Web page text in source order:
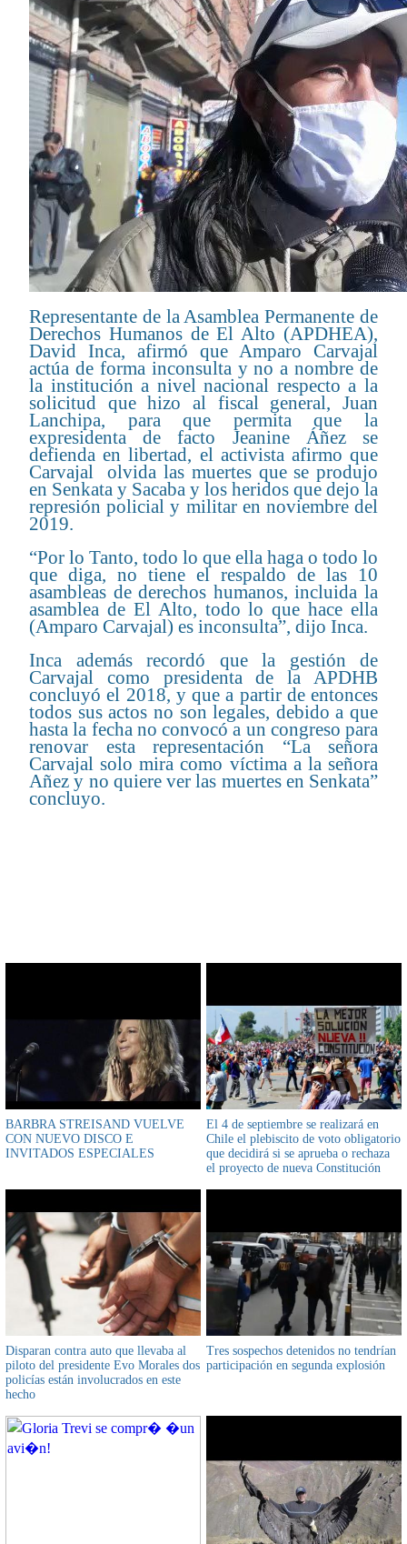
Representante de la Asamblea Permanente de
Derechos Humanos de El Alto (APDHEA),
David Inca, afirmó que Amparo Carvajal
actúa de forma inconsulta y no a nombre de
la institución a nivel nacional respecto a la
solicitud que hizo al fiscal general, Juan
Lanchipa, para que permita que la
expresidenta de facto Jeanine Áñez se
defienda en libertad, el activista afirmo que
Carvajal olvida las muertes que se produjo
en Senkata y Sacaba y los heridos que dejo la
represión policial y militar en noviembre del
2019.
“Por lo Tanto, todo lo que ella haga o todo lo
que diga, no tiene el respaldo de las 10
asambleas de derechos humanos, incluida la
asamblea de El Alto, todo lo que hace ella
(Amparo Carvajal) es inconsulta”, dijo Inca.
Inca además recordó que la gestión de
Carvajal como presidenta de la APDHB
concluyó el 2018, y que a partir de entonces
todos sus actos no son legales, debido a que
hasta la fecha no convocó a un congreso para
renovar esta representación “La señora
Carvajal solo mira como víctima a la señora
Añez y no quiere ver las muertes en Senkata”
concluyo.
BARBRA STREISAND VUELVE
CON NUEVO DISCO E
INVITADOS ESPECIALES
El 4 de septiembre se realizará en
Chile el plebiscito de voto obligatorio
que decidirá si se aprueba o rechaza
el proyecto de nueva Constitución
Disparan contra auto que llevaba al
piloto del presidente Evo Morales dos
policías están involucrados en este
hecho
Tres sospechos detenidos no tendrían
participación en segunda explosión